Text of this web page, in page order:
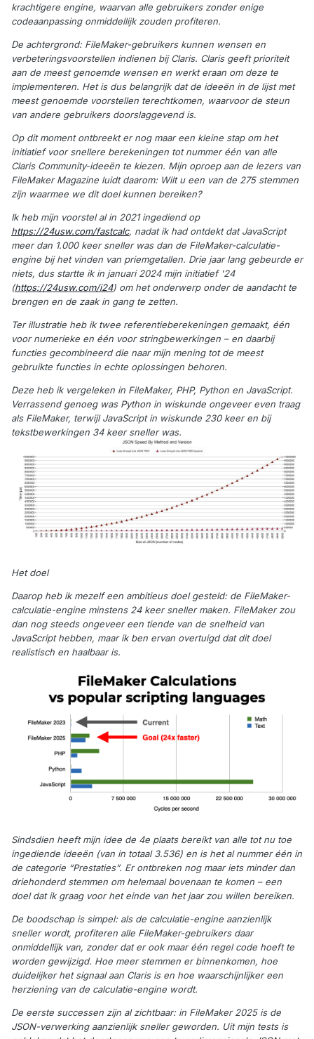
krachtigere engine, waarvan alle gebruikers zonder enige
codeaanpassing onmiddellijk zouden profiteren.
De achtergrond: FileMaker-gebruikers kunnen wensen en
verbeteringsvoorstellen indienen bij Claris. Claris geeft prioriteit
aan de meest genoemde wensen en werkt eraan om deze te
implementeren. Het is dus belangrijk dat de ideeën in de lijst met
meest genoemde voorstellen terechtkomen, waarvoor de steun
van andere gebruikers doorslaggevend is.
Op dit moment ontbreekt er nog maar een kleine stap om het
initiatief voor snellere berekeningen tot nummer één van alle
Claris Community-ideeën te kiezen. Mijn oproep aan de lezers van
FileMaker Magazine luidt daarom: Wilt u een van de 275 stemmen
zijn waarmee we dit doel kunnen bereiken?
Ik heb mijn voorstel al in 2021 ingediend op
https://24usw.com/fastcalc, nadat ik had ontdekt dat JavaScript
meer dan 1.000 keer sneller was dan de FileMaker-calculatie-
engine bij het vinden van priemgetallen. Drie jaar lang gebeurde er
niets, dus startte ik in januari 2024 mijn initiatief '24
(https://24usw.com/i24) om het onderwerp onder de aandacht te
brengen en de zaak in gang te zetten.
Ter illustratie heb ik twee referentieberekeningen gemaakt, één
voor numerieke en één voor stringbewerkingen – en daarbij
functies gecombineerd die naar mijn mening tot de meest
gebruikte functies in echte oplossingen behoren.
Deze heb ik vergeleken in FileMaker, PHP, Python en JavaScript.
Verrassend genoeg was Python in wiskunde ongeveer even traag
als FileMaker, terwijl JavaScript in wiskunde 230 keer en bij
tekstbewerkingen 34 keer sneller was.
Het doel
Daarop heb ik mezelf een ambitieus doel gesteld: de FileMaker-
calculatie-engine minstens 24 keer sneller maken. FileMaker zou
dan nog steeds ongeveer een tiende van de snelheid van
JavaScript hebben, maar ik ben ervan overtuigd dat dit doel
realistisch en haalbaar is.
Sindsdien heeft mijn idee de 4e plaats bereikt van alle tot nu toe
ingediende ideeën (van in totaal 3.536) en is het al nummer één in
de categorie “Prestaties”. Er ontbreken nog maar iets minder dan
driehonderd stemmen om helemaal bovenaan te komen – een
doel dat ik graag voor het einde van het jaar zou willen bereiken.
De boodschap is simpel: als de calculatie-engine aanzienlijk
sneller wordt, profiteren alle FileMaker-gebruikers daar
onmiddellijk van, zonder dat er ook maar één regel code hoeft te
worden gewijzigd. Hoe meer stemmen er binnenkomen, hoe
duidelijker het signaal aan Claris is en hoe waarschijnlijker een
herziening van de calculatie-engine wordt.
De eerste successen zijn al zichtbaar: in FileMaker 2025 is de
JSON-verwerking aanzienlijk sneller geworden. Uit mijn tests is